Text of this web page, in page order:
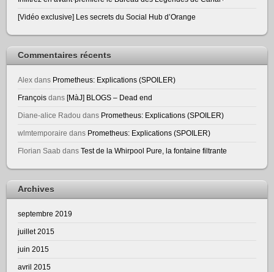
[Vidéo exclusive] Les secrets du Social Hub d’Orange
Commentaires récents
Alex dans Prometheus: Explications (SPOILER)
François dans[MàJ] BLOGS – Dead end
Diane-alice Radou dans Prometheus: Explications (SPOILER)
wlmtemporaire dans Prometheus: Explications (SPOILER)
Florian Saab dansTest de la Whirpool Pure, la fontaine filtrante
Archives
septembre 2019
juillet 2015
juin 2015
avril 2015